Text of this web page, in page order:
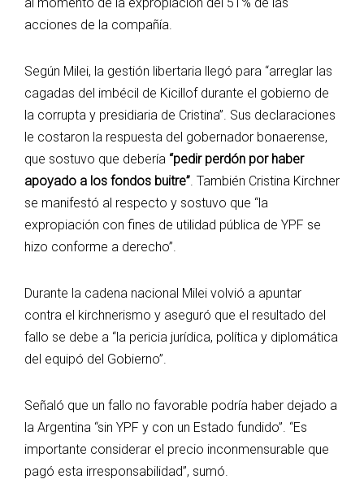
acciones de la compañía.
Según Milei, la gestión libertaria llegó para “arreglar las
cagadas del imbécil de Kicillof durante el gobierno de
la corrupta y presidiaria de Cristina”. Sus declaraciones
le costaron la respuesta del gobernador bonaerense,
que sostuvo que debería “pedir perdón por haber
apoyado a los fondos buitre” . También Cristina Kirchner
se manifestó al respecto y sostuvo que “la
expropiación con fines de utilidad pública de YPF se
hizo conforme a derecho”.
Durante la cadena nacional Milei volvió a apuntar
contra el kirchnerismo y aseguró que el resultado del
fallo se debe a “la pericia jurídica, política y diplomática
del equipó del Gobierno”.
Señaló que un fallo no favorable podría haber dejado a
la Argentina “sin YPF y con un Estado fundido”. “Es
importante considerar el precio inconmensurable que
pagó esta irresponsabilidad”, sumó.